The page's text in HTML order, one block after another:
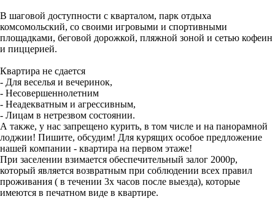
В шаговой доступности с кварталом, парк отдыха
комсомольский, со своими игровыми и спортивными
площадками, беговой дорожкой, пляжной зоной и сетью кофеин
и пиццерией.
Квартира не сдается
- Для веселья и вечеринок,
- Несовершеннолетним
- Неадекватным и агрессивным,
- Лицам в нетрезвом состоянии.
А также, у нас запрещено курить, в том числе и на панорамной
лоджии! Пишите, обсудим! Для курящих особое предложение
нашей компании - квартира на первом этаже!
При заселении взимается обеспечительный залог 2000р,
который является возвратным при соблюдении всех правил
проживания ( в течении 3х часов после выезда), которые
имеются в печатном виде в квартире.